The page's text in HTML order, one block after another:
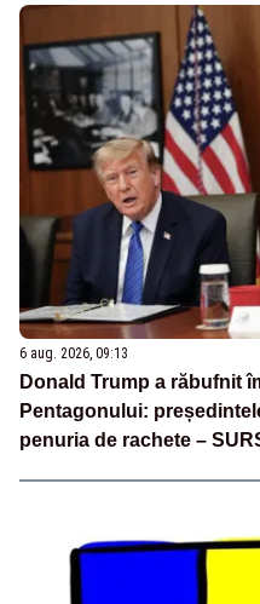
6 aug. 2026, 09:13
Donald Trump a răbufnit
Pentagonului:
penuria de rachete –